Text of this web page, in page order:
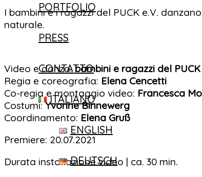
PORTFOLIO
PRESS
CONTATTO
ITALIANO
ENGLISH
DEUTSCH
I bambini e i ragazzi del PUCK e.V.
naturale.
Video e danza:bambini e ragazzi del
Regia e coreografia: Elena Cencetti
Co-regia e montaggio video: Francesca
Costumi:Yvonne Binnewerg
Coordinamento: Elena Gruß
Premiere: 20.07.2021
Durata installazione video | ca. 30 min.